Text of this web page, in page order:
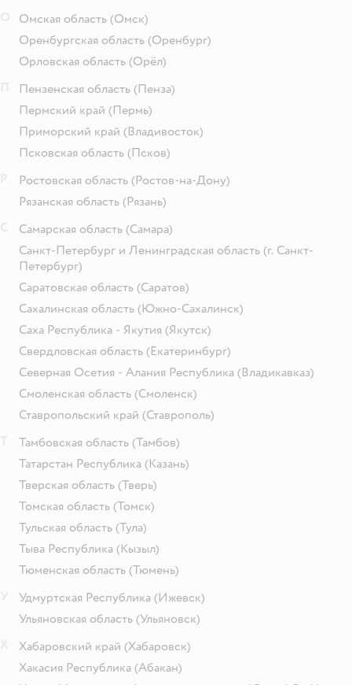
Омская область (Омск)
Оренбургская область (Оренбург)
Орловская область (Орёл)
Пензенская область (Пенза)
Пермский край (Пермь)
Приморский край (Владивосток)
Псковская область (Псков)
Ростовская область (Ростов-на-Дону)
Рязанская область (Рязань)
Самарская область (Самара)
Санкт-Петербург и Ленинградская область (г. Санкт-
Петербург)
Саратовская область (Саратов)
Сахалинская область (Южно-Сахалинск)
Саха Республика - Якутия (Якутск)
Свердловская область (Екатеринбург)
Северная Осетия - Алания Республика (Владикавказ)
Смоленская область (Смоленск)
Ставропольский край (Ставрополь)
Тамбовская область (Тамбов)
Татарстан Республика (Казань)
Тверская область (Тверь)
Томская область (Томск)
Тульская область (Тула)
Тыва Республика (Кызыл)
Тюменская область (Тюмень)
Удмуртская Республика (Ижевск)
Ульяновская область (Ульяновск)
Хабаровский край (Хабаровск)
Хакасия Республика (Абакан)